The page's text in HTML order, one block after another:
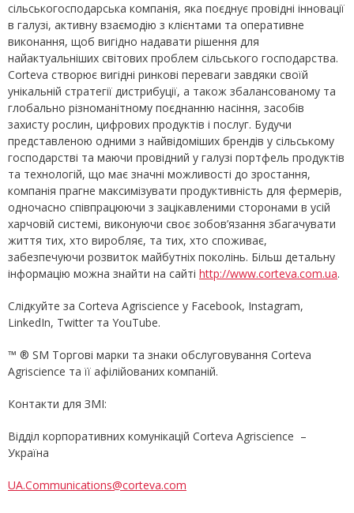
сільськогосподарська компанія, яка поєднує провідні інновації
в галузі, активну взаємодію з клієнтами та оперативне
виконання, щоб вигідно надавати рішення для
найактуальніших світових проблем сільського господарства.
Corteva створює вигідні ринкові переваги завдяки своїй
унікальній стратегії дистрибуції, а також збалансованому та
глобально різноманітному поєднанню насіння, засобів
захисту рослин, цифрових продуктів і послуг. Будучи
представленою одними з найвідоміших брендів у сільському
господарстві та маючи провідний у галузі портфель продуктів
та технологій, що має значні можливості до зростання,
компанія прагне максимізувати продуктивність для фермерів,
одночасно співпрацюючи з зацікавленими сторонами в усій
харчовій системі, виконуючи своє зобов’язання збагачувати
життя тих, хто виробляє, та тих, хто споживає,
забезпечуючи розвиток майбутніх поколінь. Більш детальну
інформацію можна знайти на сайті http://www.corteva.com.ua.
Слідкуйте за Corteva Agriscience у Facebook, Instagram,
LinkedIn, Twitter та YouTube.
™ ® SM Торгові марки та знаки обслуговування Corteva
Agriscience та її афілійованих компаній.
Контакти для ЗМІ:
Відділ корпоративних комунікацій Corteva Agriscience –
Україна
UA.Communications@corteva.com